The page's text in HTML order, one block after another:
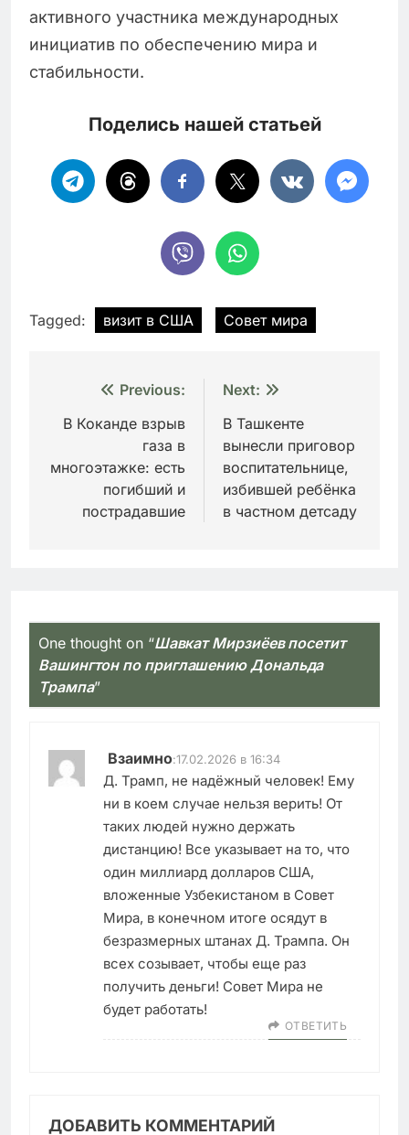
активного участника международных
инициатив по обеспечению мира и
стабильности.
Поделись нашей статьей
Tagged: визит в США Совет мира
Навигация
по
записям
Previous:
В Коканде взрыв
газа в
многоэтажке: есть
погибший и
пострадавшие
Next:
В Ташкенте
вынесли приговор
воспитательнице,
избившей ребёнка
в частном детсаду
One thought on “Шавкат Мирзиёев посетит
Вашингтон по приглашению Дональда
Трампа”
Взаимно:17.02.2026 в 16:34
Д. Трамп, не надёжный человек! Ему
ни в коем случае нельзя верить! От
таких людей нужно держать
дистанцию! Все указывает на то, что
один миллиард долларов США,
вложенные Узбекистаном в Совет
Мира, в конечном итоге осядут в
безразмерных штанах Д. Трампа. Он
всех созывает, чтобы еще раз
получить деньги! Совет Мира не
будет работать!
ОТВЕТИТЬ
ДОБАВИТЬ КОММЕНТАРИЙ